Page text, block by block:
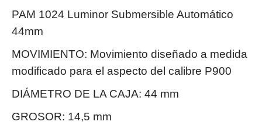
PAM 1024 Luminor Submersible Automático
44mm
MOVIMIENTO: Movimiento diseñado a medida
modificado para el aspecto del calibre P900
DIÁMETRO DE LA CAJA: 44 mm
GROSOR: 14,5 mm